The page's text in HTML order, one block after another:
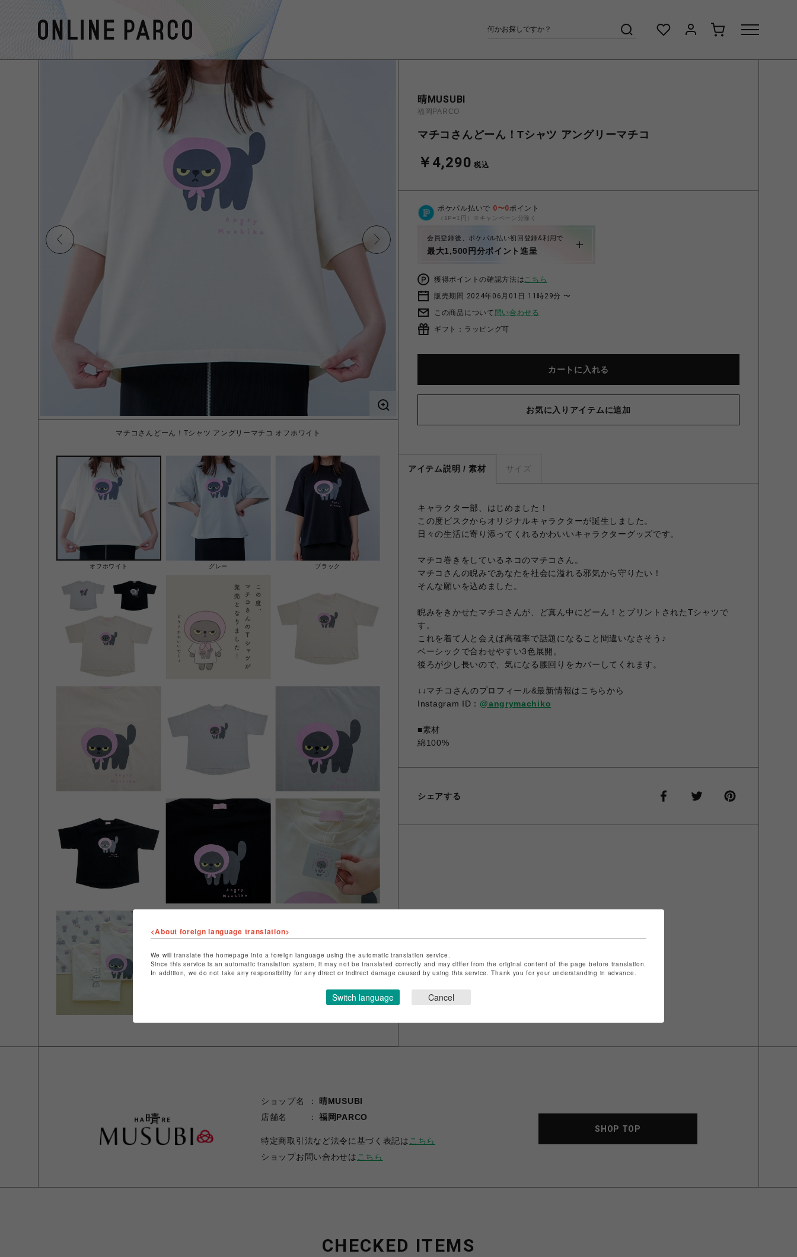
マチコさんどーん！Tシャツ アングリーマチコ オフホワイト
オフホワイト グレー ブラック
晴MUSUBI
福岡PARCO
マチコさんどーん！Tシャツ アングリーマチコ
￥4,290 税込
ポケパル払いで 0〜0ポイント
（1P=1円）※キャンペーン分除く
会員登録後、ポケパル払い初回登録&利用で
最大1,500円分ポイント進呈
獲得ポイントの確認方法はこちら
販売期間 2024年06月01日 11時29分 〜
この商品について 問い合わせる
ギフト：ラッピング可
カートに入れる
お気に入りアイテムに追加
アイテム説明 / 素材 サイズ
キャラクター部、はじめました！
この度ビスクからオリジナルキャラクターが誕生しました。
日々の生活に寄り添ってくれるかわいいキャラクターグッズです。
マチコ巻きをしているネコのマチコさん。
マチコさんの睨みであなたを社会に溢れる邪気から守りたい！
そんな願いを込めました。
睨みをきかせたマチコさんが、ど真ん中にどーん！とプリントされたTシャツで
す。
これを着て人と会えば高確率で話題になること間違いなさそう♪
ベーシックで合わせやすい3色展開。
後ろが少し長いので、気になる腰回りをカバーしてくれます。
↓↓マチコさんのプロフィール&最新情報はこちらから
Instagram ID： @angrymachiko
■素材
綿100%
シェアする
ショップ名
晴MUSUBI
店舗名
福岡PARCO
特定商取引法など法令に基づく表記は こちら
ショップお問い合わせは こちら
SHOP TOP
CHECKED ITEMS
<About foreign language translation>
We will translate the homepage into a foreign language using the automatic translation service.
Since this service is an automatic translation system, it may not be translated correctly and may differ from the original content of the page before translation.
In addition, we do not take any responsibility for any direct or indirect damage caused by using this service. Thank you for your understanding in advance.
Switch language Cancel